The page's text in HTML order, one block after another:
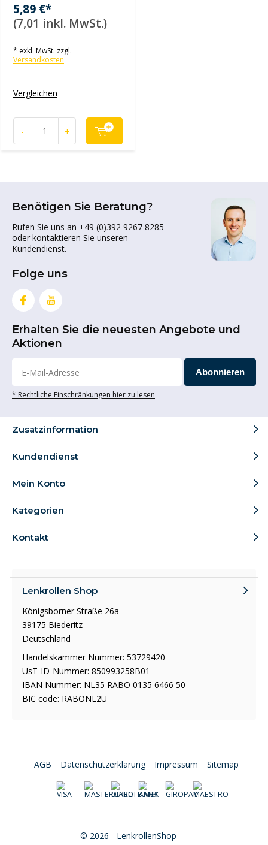
5,89 €*
(7,01 inkl. MwSt.)
* exkl. MwSt. zzgl.
Versandkosten
Vergleichen
- +
Benötigen Sie Beratung?
Rufen Sie uns an +49 (0)392 9267 8285
oder kontaktieren Sie unseren
Kundendienst.
Folge uns
Erhalten Sie die neuesten Angebote und
Aktionen
Abonnieren
* Rechtliche Einschränkungen hier zu lesen
Zusatzinformation
Kundendienst
Mein Konto
Kategorien
Kontakt
Lenkrollen Shop
Königsborner Straße 26a
39175 Biederitz
Deutschland
Handelskammer Nummer: 53729420
UsT-ID-Nummer: 850993258B01
IBAN Nummer: NL35 RABO 0135 6466 50
BIC code: RABONL2U
© 2026 - LenkrollenShop
AGB Datenschutzerklärung Impressum Sitemap